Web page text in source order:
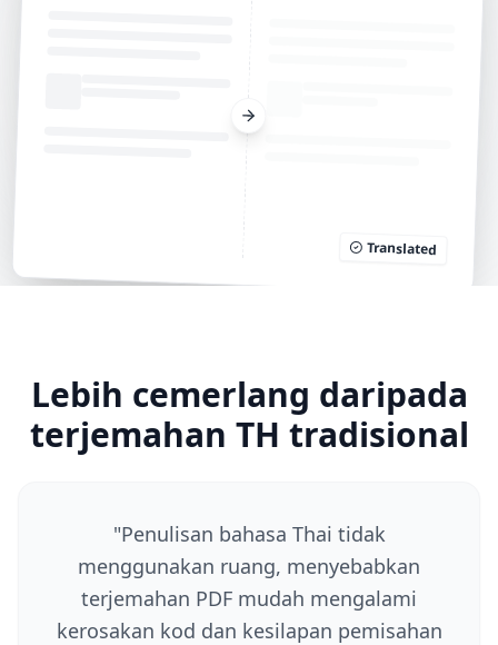
Translated
Lebih cemerlang daripada
terjemahan TH tradisional
"Penulisan bahasa Thai tidak
menggunakan ruang, menyebabkan
terjemahan PDF mudah mengalami
kerosakan kod dan kesilapan pemisahan